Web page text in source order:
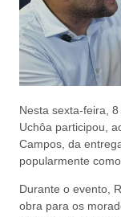
Nesta sexta-feira,
Uchôa participou,
Campos , da
popularmente
Durante o evento,
obra para os